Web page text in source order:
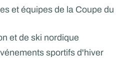
et équipes de la Coupe du
et de ski nordique
sportifs d'hiver